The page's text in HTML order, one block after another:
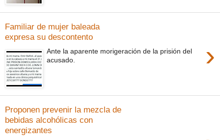
Familiar de mujer baleada
expresa su descontento
›
Ante la aparente morigeración de la prisión del
acusado.
Proponen prevenir la mezcla de
bebidas alcohólicas con
energizantes